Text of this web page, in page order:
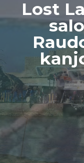
Lost